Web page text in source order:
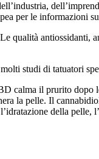
per le informazioni
qualità
studi di tatuatori
calma il prurito dopo
la pelle. Il
della pelle,